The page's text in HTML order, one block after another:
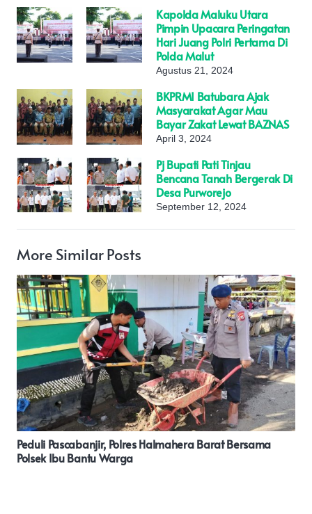
Kapolda Maluku Utara
Pimpin Upacara Peringatan
Hari Juang Polri Pertama Di
Polda Malut
Agustus 21, 2024
BKPRMI Batubara Ajak
Masyarakat Agar Mau
Bayar Zakat Lewat BAZNAS
April 3, 2024
Pj Bupati Pati Tinjau
Bencana Tanah Bergerak Di
Desa Purworejo
September 12, 2024
More Similar Posts
Harga Kebutuhan Pokok Di Perbatasan Entikong Stabil
Menjelang Ramadhan